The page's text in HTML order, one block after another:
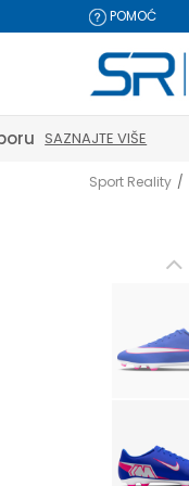
POMOĆ
Sport Reality